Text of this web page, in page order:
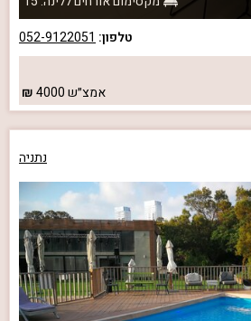
טלפון: 052-9122051
אמצ״ש4000
נתניה